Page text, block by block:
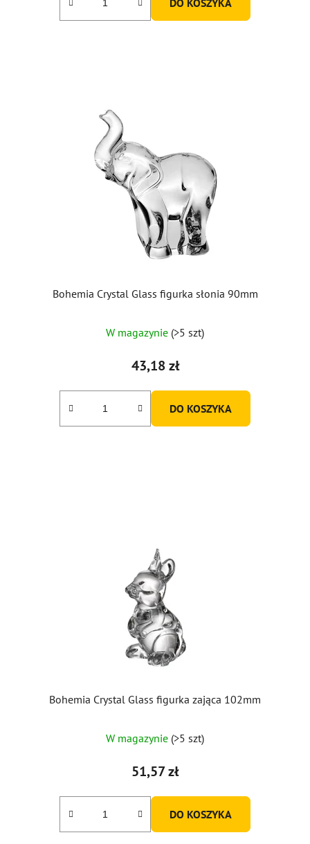
Bohemia Crystal Glass figurka słonia 90mm
W magazynie (>5 szt)
43,18 zł
DO KOSZYKA
Bohemia Crystal Glass figurka zająca 102mm
W magazynie (>5 szt)
51,57 zł
DO KOSZYKA